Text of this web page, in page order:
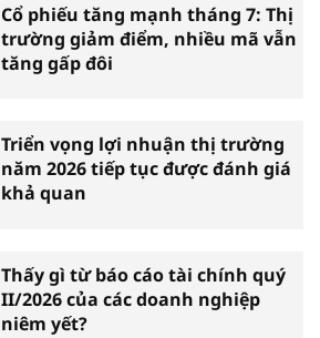
Cổ phiếu tăng mạnh tháng 7: Thị
trường giảm điểm, nhiều mã vẫn
tăng gấp đôi
Triển vọng lợi nhuận thị trường
năm 2026 tiếp tục được đánh giá
khả quan
Thấy gì từ báo cáo tài chính quý
II/2026 của các doanh nghiệp
niêm yết?